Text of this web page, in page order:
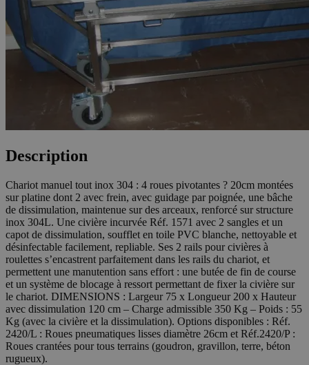
Description
Chariot manuel tout inox 304 : 4 roues pivotantes ? 20cm montées
sur platine dont 2 avec frein, avec guidage par poignée, une bâche
de dissimulation, maintenue sur des arceaux, renforcé sur structure
inox 304L. Une civière incurvée Réf. 1571 avec 2 sangles et un
capot de dissimulation, soufflet en toile PVC blanche, nettoyable et
désinfectable facilement, repliable. Ses 2 rails pour civières à
roulettes s’encastrent parfaitement dans les rails du chariot, et
permettent une manutention sans effort : une butée de fin de course
et un système de blocage à ressort permettant de fixer la civière sur
le chariot. DIMENSIONS : Largeur 75 x Longueur 200 x Hauteur
avec dissimulation 120 cm – Charge admissible 350 Kg – Poids : 55
Kg (avec la civière et la dissimulation). Options disponibles : Réf.
2420/L : Roues pneumatiques lisses diamètre 26cm et Réf.2420/P :
Roues crantées pour tous terrains (goudron, gravillon, terre, béton
rugueux).